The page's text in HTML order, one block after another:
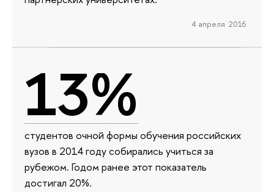
4 апреля 2016
13%
студентов очной формы обучения российских
вузов в 2014 году собирались учиться за
рубежом. Годом ранее этот показатель
достигал 20%.